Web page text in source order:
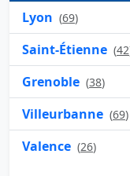
Lyon (69)
Saint-Étienne (42
Grenoble (38)
Villeurbanne (69)
Valence (26)